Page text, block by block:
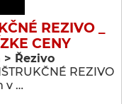
REZIVO _
CENY
Řezivo
REZIVO
v …